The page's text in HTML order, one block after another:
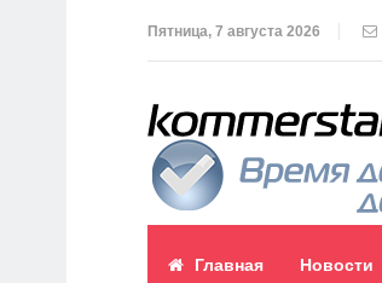
Пятница, 7 августа 2026
Главная Новости